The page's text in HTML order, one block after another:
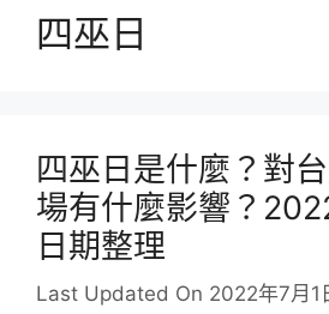
四巫日
四巫日是什麼？對
場有什麼影響？
日期整理
Last Updated On 2022年7月1